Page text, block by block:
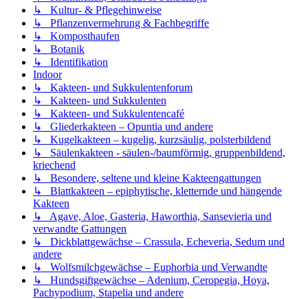
↳ Kultur- & Pflegehinweise
↳ Pflanzenvermehrung & Fachbegriffe
↳ Komposthaufen
↳ Botanik
↳ Identifikation
Indoor
↳ Kakteen- und Sukkulentenforum
↳ Kakteen- und Sukkulenten
↳ Kakteen- und Sukkulentencafé
↳ Gliederkakteen – Opuntia und andere
↳ Kugelkakteen – kugelig, kurzsäulig, polsterbildend
↳ Säulenkakteen - säulen-/baumförmig, gruppenbildend,
kriechend
↳ Besondere, seltene und kleine Kakteengattungen
↳ Blattkakteen – epiphytische, kletternde und hängende
Kakteen
↳ Agave, Aloe, Gasteria, Haworthia, Sansevieria und
verwandte Gattungen
↳ Dickblattgewächse – Crassula, Echeveria, Sedum und
andere
↳ Wolfsmilchgewächse – Euphorbia und Verwandte
↳ Hundsgiftgewächse – Adenium, Ceropegia, Hoya,
Pachypodium, Stapelia und andere